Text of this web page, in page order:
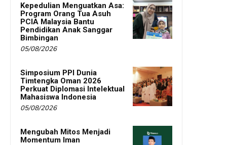
Kepedulian Menguatkan Asa:
Program Orang Tua Asuh
PCIA Malaysia Bantu
Pendidikan Anak Sanggar
Bimbingan
05/08/2026
Simposium PPI Dunia
Timtengka Oman 2026
Perkuat Diplomasi Intelektual
Mahasiswa Indonesia
05/08/2026
Mengubah Mitos Menjadi
Momentum Iman